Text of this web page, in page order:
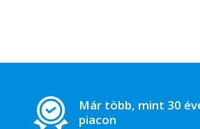
Már több, mint 30
piacon